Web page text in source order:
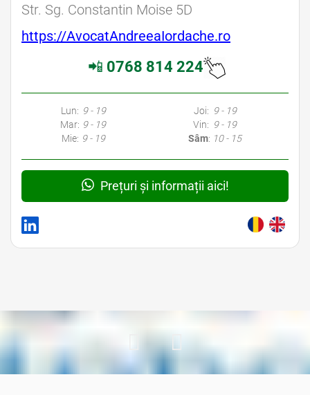
Str. Sg. Constantin Moise 5D
https://AvocatAndreeaIordache.ro
📲 0768 814 224
Lun: 9 - 19
Mar: 9 - 19
Mie: 9 - 19
Joi: 9 - 19
Vin: 9 - 19
Sâm: 10 - 15
Prețuri și informații aici!